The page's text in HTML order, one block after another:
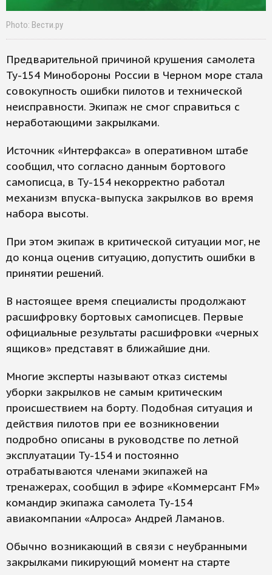
Photo: Вести.ру
Предварительной причиной крушения самолета
Ту-154 Минобороны России в Черном море стала
совокупность ошибки пилотов и технической
неисправности. Экипаж не смог справиться с
неработающими закрылками.
Источник «Интерфакса» в оперативном штабе
сообщил, что согласно данным бортового
самописца, в Ту-154 некорректно работал
механизм впуска-выпуска закрылков во время
набора высоты.
При этом экипаж в критической ситуации мог, не
до конца оценив ситуацию, допустить ошибки в
принятии решений.
В настоящее время специалисты продолжают
расшифровку бортовых самописцев. Первые
официальные результаты расшифровки «черных
ящиков» представят в ближайшие дни.
Многие эксперты называют отказ системы
уборки закрылков не самым критическим
происшествием на борту. Подобная ситуация и
действия пилотов при ее возникновении
подробно описаны в руководстве по летной
эксплуатации Ту-154 и постоянно
отрабатываются членами экипажей на
тренажерах, сообщил в эфире «Коммерсант FM»
командир экипажа самолета Ту-154
авиакомпании «Алроса» Андрей Ламанов.
Обычно возникающий в связи с неубранными
закрылками пикирующий момент на старте